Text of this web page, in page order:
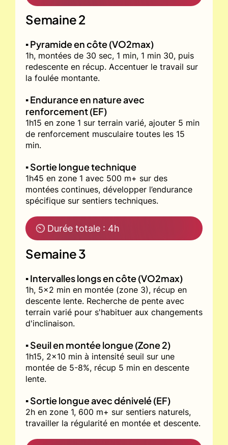
Semaine 2
▪️ Pyramide en côte (VO2max)
1h, montées de 30 sec, 1 min, 1 min 30, puis
redescente en récup. Accentuer le travail sur
la foulée montante.
▪️ Endurance en nature avec
renforcement (EF)
1h15 en zone 1 sur terrain varié, ajouter 5 min
de renforcement musculaire toutes les 15
min.
▪️ Sortie longue technique
1h45 en zone 1 avec 500 m+ sur des
montées continues, développer l’endurance
spécifique sur sentiers techniques.
⏲ Durée totale : 4h
Semaine 3
▪️ Intervalles longs en côte (VO2max)
1h, 5x2 min en montée (zone 3), récup en
descente lente. Recherche de pente avec
terrain varié pour s'habituer aux changements
d'inclinaison.
▪️ Seuil en montée longue (Zone 2)
1h15, 2x10 min à intensité seuil sur une
montée de 5-8%, récup 5 min en descente
lente.
▪️ Sortie longue avec dénivelé (EF)
2h en zone 1, 600 m+ sur sentiers naturels,
travailler la régularité en montée et descente.